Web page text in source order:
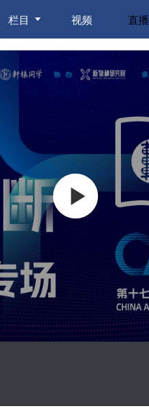
栏目 视频 直播